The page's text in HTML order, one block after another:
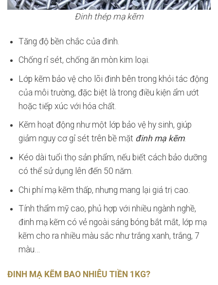
Đinh thép mạ kẽm
Tăng độ bền chắc của đinh.
Chống rỉ sét, chống ăn mòn kim loại.
Lớp kẽm bảo vệ cho lõi đinh bên trong khỏi tác động
của môi trường, đặc biệt là trong điều kiện ẩm ướt
hoặc tiếp xúc với hóa chất.
Kẽm hoạt động như một lớp bảo vệ hy sinh, giúp
giảm nguy cơ gỉ sét trên bề mặt đinh mạ kẽm.
Kéo dài tuổi thọ sản phẩm, nếu biết cách bảo dưỡng
có thể sử dụng lên đến 50 năm.
Chi phí mạ kẽm thấp, nhưng mang lại giá trị cao.
Tính thẩm mỹ cao, phủ hợp với nhiều ngành nghề,
đinh mạ kẽm có vẻ ngoài sáng bóng bắt mắt, lớp mạ
kẽm cho ra nhiều màu sắc như trắng xanh, trắng, 7
màu…
ĐINH MẠ KẼM BAO NHIÊU TIỀN 1KG?